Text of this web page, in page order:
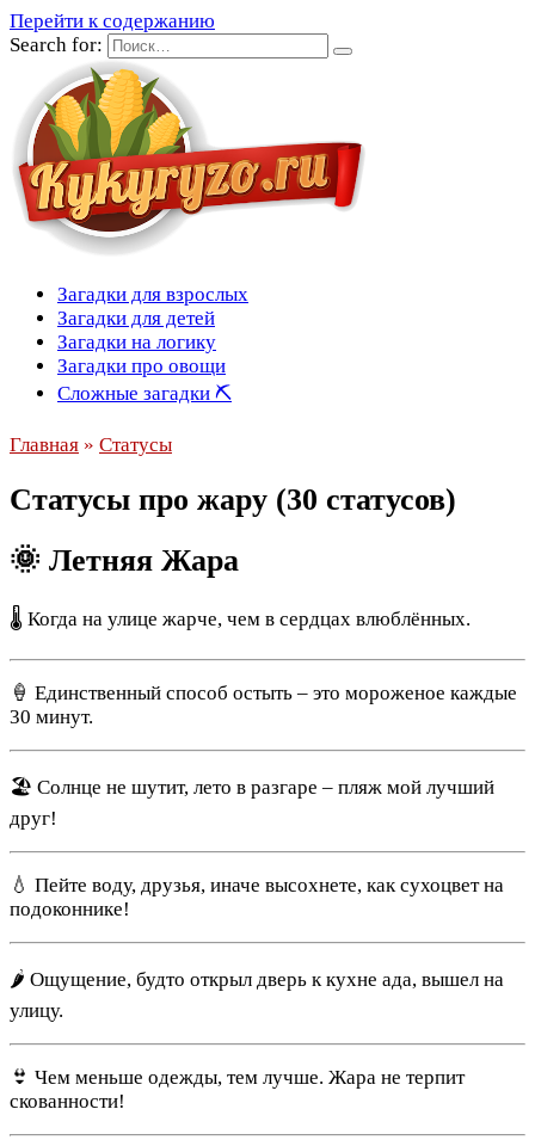
Перейти к содержанию
Search for:
Загадки для взрослых
Загадки для детей
Загадки на логику
Загадки про овощи
Сложные загадки ⛏
Главная » Статусы
Статусы про жару (30 статусов)
🌞 Летняя Жара
🌡️ Когда на улице жарче, чем в сердцах влюблённых.
🍦 Единственный способ остыть – это мороженое каждые
30 минут.
🏖️ Солнце не шутит, лето в разгаре – пляж мой лучший
друг!
💧 Пейте воду, друзья, иначе высохнете, как сухоцвет на
подоконнике!
🌶️ Ощущение, будто открыл дверь к кухне ада, вышел на
улицу.
👙 Чем меньше одежды, тем лучше. Жара не терпит
скованности!